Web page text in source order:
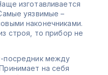
изготавливается
уязвимые –
наконечниками.
строя, то прибор не
посредник между
на себя